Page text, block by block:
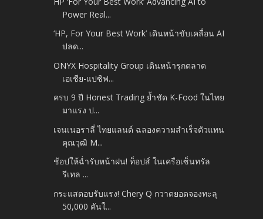
Power Real...
‘HP, For Your Best Work’ เดินหน้าขับเคลื่อน AI
ปลด...
ONYX Hospitality Group เดินหน้ารุกตลาด
เอเชีย-แปซิฟ...
ครบ 9 ปี Honest Trading ย้ำชัด K-Food ในไทย
มาแรง ป...
เจนเนอราลี่ ไทยแลนด์ ฉลองความสำเร็จตัวแทน
คุณวุฒิ M...
ช้อปให้ฉ่ำรับหน้าฝน! ท็อปส์ ในเครือเซ็นทรัล
รีเทล ...
กระแสตอบรับแรง! Chery Q กวาดยอดจองทะลุ
50,000 คันใ...